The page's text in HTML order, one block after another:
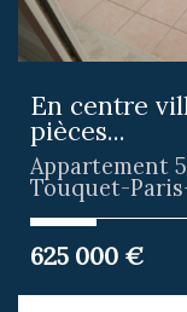
En centre
pièces...
Appartement
Touquet-
625 000 €